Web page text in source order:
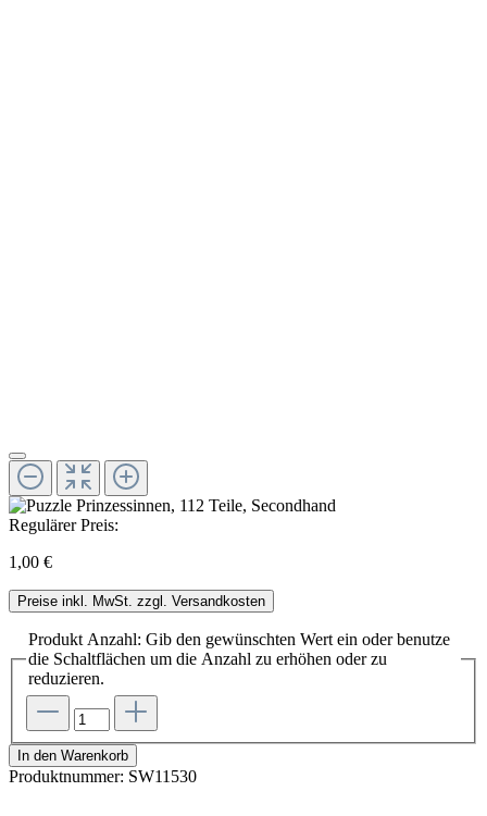
Regulärer Preis:
1,00 €
Preise inkl. MwSt. zzgl. Versandkosten
Produkt Anzahl: Gib den gewünschten Wert ein oder benutze
die Schaltflächen um die Anzahl zu erhöhen oder zu
reduzieren.
In den Warenkorb
Produktnummer: SW11530